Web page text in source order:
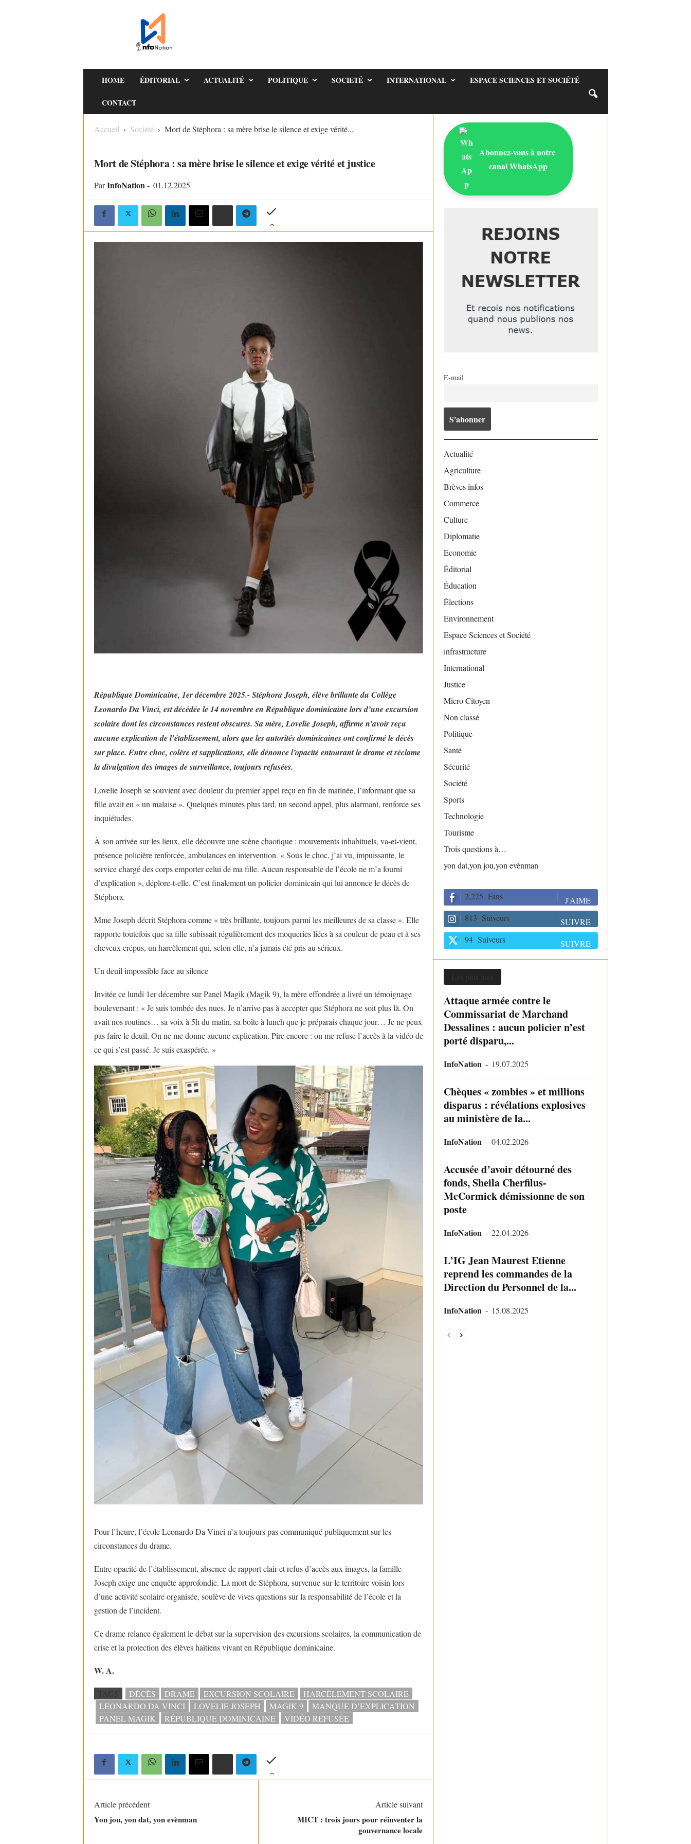
HOME ÉDITORIAL ACTUALITÉ POLITIQUE SOCIETÉ INTERNATIONAL ESPACE SCIENCES ET SOCIÉTÉ
CONTACT
Accueil Société
Mort de Stéphora : sa mère brise le silence et exige vérité...
Mort de Stéphora : sa mère brise le silence et exige vérité et justice
Par InfoNation - 01.12.2025
République Dominicaine, 1er décembre 2025.- Stéphora Joseph, élève brillante du Collège
Leonardo Da Vinci, est décédée le 14 novembre en République dominicaine lors d’une excursion
scolaire dont les circonstances restent obscures. Sa mère, Lovelie Joseph, affirme n’avoir reçu
aucune explication de l’établissement, alors que les autorités dominicaines ont confirmé le décès
sur place. Entre choc, colère et supplications, elle dénonce l’opacité entourant le drame et réclame
la divulgation des images de surveillance, toujours refusées.
Lovelie Joseph se souvient avec douleur du premier appel reçu en fin de matinée, l’informant que sa
fille avait eu « un malaise ». Quelques minutes plus tard, un second appel, plus alarmant, renforce ses
inquiétudes.
À son arrivée sur les lieux, elle découvre une scène chaotique : mouvements inhabituels, va-et-vient,
présence policière renforcée, ambulances en intervention. « Sous le choc, j’ai vu, impuissante, le
service chargé des corps emporter celui de ma fille. Aucun responsable de l’école ne m’a fourni
d’explication », déplore-t-elle. C’est finalement un policier dominicain qui lui annonce le décès de
Stéphora.
Mme Joseph décrit Stéphora comme « très brillante, toujours parmi les meilleures de sa classe ». Elle
rapporte toutefois que sa fille subissait régulièrement des moqueries liées à sa couleur de peau et à ses
cheveux crépus, un harcèlement qui, selon elle, n’a jamais été pris au sérieux.
Un deuil impossible face au silence
Invitée ce lundi 1er décembre sur Panel Magik (Magik 9), la mère effondrée a livré un témoignage
bouleversant : « Je suis tombée des nues. Je n’arrive pas à accepter que Stéphora ne soit plus là. On
avait nos routines… sa voix à 5h du matin, sa boîte à lunch que je préparais chaque jour… Je ne peux
pas faire le deuil. On ne me donne aucune explication. Pire encore : on me refuse l’accès à la vidéo de
ce qui s’est passé. Je suis exaspérée. »
Pour l’heure, l’école Leonardo Da Vinci n’a toujours pas communiqué publiquement sur les
circonstances du drame.
Entre opacité de l’établissement, absence de rapport clair et refus d’accès aux images, la famille
Joseph exige une enquête approfondie. La mort de Stéphora, survenue sur le territoire voisin lors
d’une activité scolaire organisée, soulève de vives questions sur la responsabilité de l’école et la
gestion de l’incident.
Ce drame relance également le débat sur la supervision des excursions scolaires, la communication de
crise et la protection des élèves haïtiens vivant en République dominicaine.
W. A.
DÉCÈS DRAME EXCURSION SCOLAIRE
HARCÈLEMENT SCOLAIRE
LEONARDO DA VINCI
LOVELIE JOSEPH MAGIK 9
MANQUE D’EXPLICATION
PANEL MAGIK
RÉPUBLIQUE DOMINICAINE VIDÉO REFUSÉE
Article précédent
Yon jou, yon dat, yon evènman
Article suivant
MICT : trois jours pour réinventer la
gouvernance locale
Abonnez-vous à notre
canal WhatsApp
E-mail
Actualité
Agriculture
Brèves infos
Commerce
Culture
Diplomatie
Economie
Éditorial
Éducation
Élections
Environnement
Espace Sciences et Société
infrastructure
International
Justice
Micro Citoyen
Non classé
Politique
Santé
Sécurité
Société
Sports
Technologie
Tourisme
Trois questions à…
yon dat,yon jou,yon evènman
2,225 Fans
J'AIME
813 Suiveurs
SUIVRE
94 Suiveurs SUIVRE
Attaque armée contre le
Commissariat de Marchand
Dessalines : aucun policier n’est
porté disparu,...
InfoNation - 19.07.2025
Chèques « zombies » et millions
disparus : révélations explosives
au ministère de la...
InfoNation - 04.02.2026
Accusée d’avoir détourné des
fonds, Sheila Cherfilus-
McCormick démissionne de son
poste
InfoNation - 22.04.2026
L’IG Jean Maurest Etienne
reprend les commandes de la
Direction du Personnel de la...
InfoNation - 15.08.2025